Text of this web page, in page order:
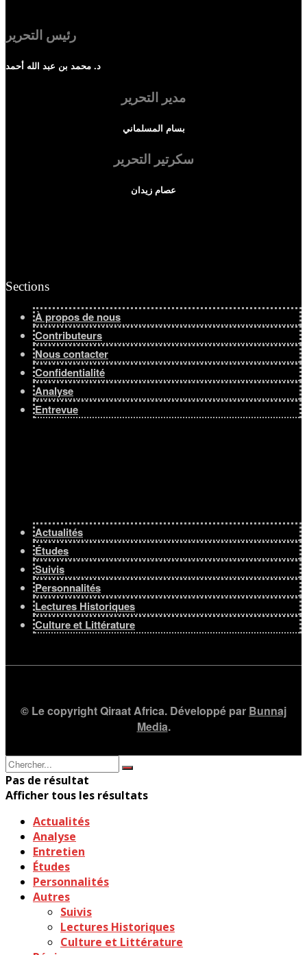
رئيس التحرير
د. محمد بن عبد الله أحمد
مدير التحرير
بسام المسلماني
سكرتير التحرير
عصام زيدان
Sections
À propos de nous
Contributeurs
Nous contacter
Confidentialité
Analyse
Entrevue
Actualités
Études
Suivis
Personnalités
Lectures Historiques
Culture et Littérature
© Le copyright Qiraat Africa. Développé par Bunnaj
Media.
Pas de résultat
Afficher tous les résultats
Actualités
Analyse
Entretien
Études
Personnalités
Autres
Suivis
Lectures Historiques
Culture et Littérature